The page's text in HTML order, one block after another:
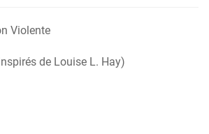
Violente
de Louise L. Hay)